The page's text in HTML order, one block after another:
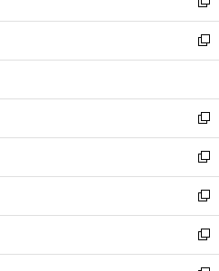
開
く
ウ
で
開
ィ
ン
ド
ウ
開
く
い
ウ
ィ
ン
ウ
で
開
く
新
し
い
ウ
ン
ド
ウ
で
開
く
新
し
ウ
ィ
ン
ド
ウ
で
開
く
新
し
い
ウ
ィ
ン
ド
ウ
新
し
い
ウ
ィ
ン
新
し
い
ウ
新
し